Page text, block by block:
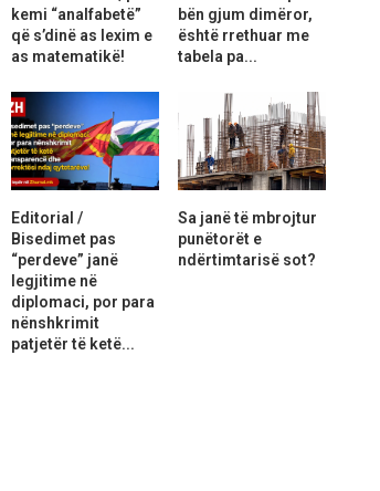
kemi “analfabetë”
që s’dinë as lexim e
as matematikë!
bën gjum dimëror,
është rrethuar me
tabela pa...
Editorial /
Bisedimet pas
“perdeve” janë
legjitime në
diplomaci, por para
nënshkrimit
patjetër të ketë...
Sa janë të mbrojtur
punëtorët e
ndërtimtarisë sot?